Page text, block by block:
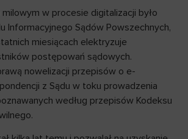
w procesie digitalizacji było
Informacyjnego Sądów Powszechnych,
miesiącach elektryzuje
postępowań sądowych.
nowelizacji przepisów o e-
z Sądu w toku prowadzenia
według przepisów Kodeksu